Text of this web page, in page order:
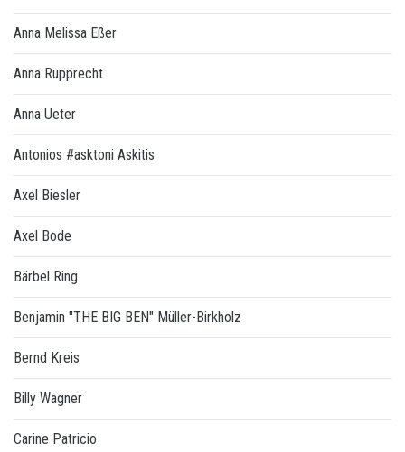
Anna Melissa Eßer
Anna Rupprecht
Anna Ueter
Antonios #asktoni Askitis
Axel Biesler
Axel Bode
Bärbel Ring
Benjamin "THE BIG BEN" Müller-Birkholz
Bernd Kreis
Billy Wagner
Carine Patricio